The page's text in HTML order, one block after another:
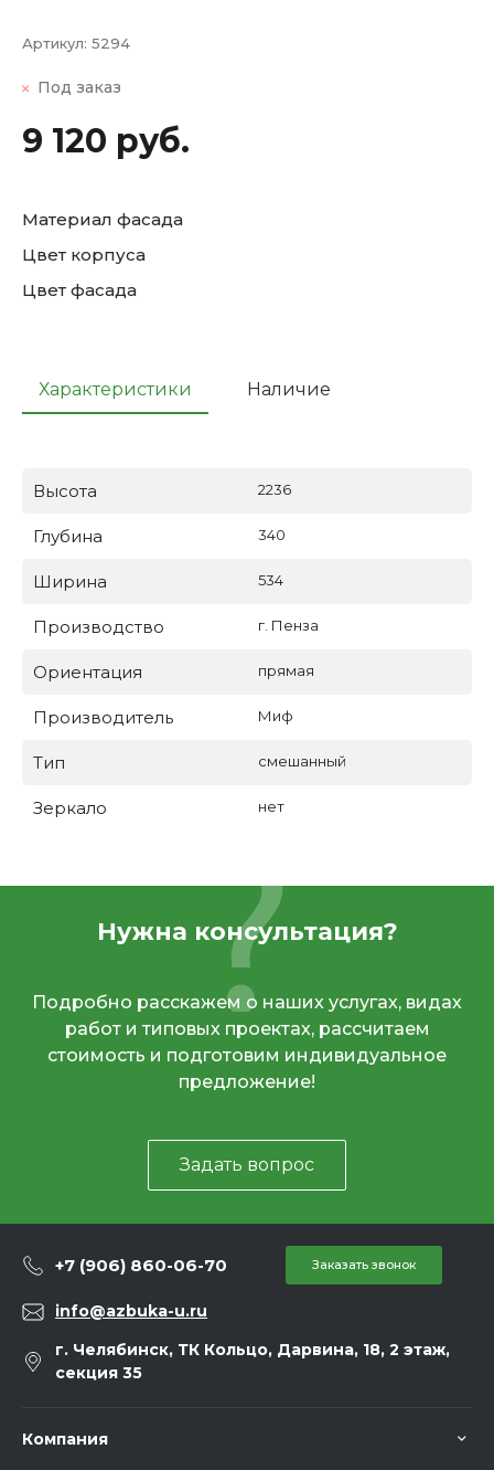
Артикул: 5294
Под заказ
9 120 руб.
Материал фасада
Цвет корпуса
Цвет фасада
Характеристики Наличие
Высота 2236
Глубина 340
Ширина 534
Производство г. Пенза
Ориентация прямая
Производитель Миф
Тип смешанный
Зеркало нет
Нужна консультация?
Подробно расскажем о наших услугах, видах
работ и типовых проектах, рассчитаем
стоимость и подготовим индивидуальное
предложение!
Задать вопрос
+7 (906) 860-06-70 Заказать звонок
info@azbuka-u.ru
г. Челябинск, ТК Кольцо, Дарвина, 18, 2 этаж,
секция 35
Компания